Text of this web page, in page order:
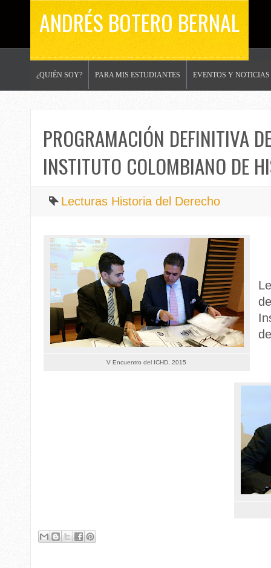
ANDRÉS BOTERO BERNAL
¿QUIÉN SOY? PARA MIS ESTUDIANTES EVENTOS Y NOTICIAS
PROGRAMACIÓN DEFINITIVA
INSTITUTO COLOMBIANO DE
Lecturas Historia del Derecho
V Encuentro del ICHD, 2015